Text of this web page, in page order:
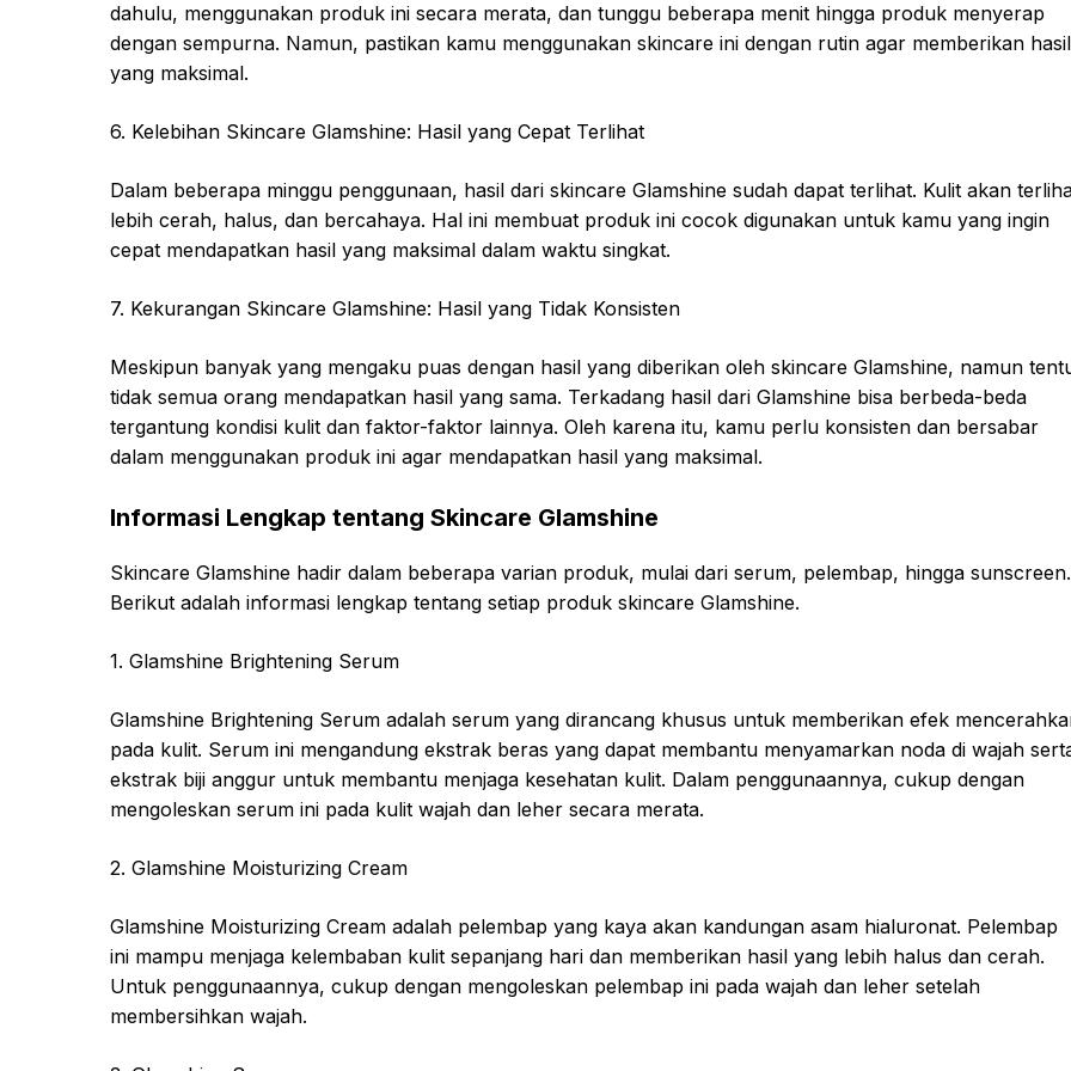
dahulu, menggunakan produk ini secara merata, dan tunggu beberapa menit hingga produk menyerap
dengan sempurna. Namun, pastikan kamu menggunakan skincare ini dengan rutin agar memberikan hasil
yang maksimal.
6. Kelebihan Skincare Glamshine: Hasil yang Cepat Terlihat
Dalam beberapa minggu penggunaan, hasil dari skincare Glamshine sudah dapat terlihat. Kulit akan
lebih cerah, halus, dan bercahaya. Hal ini membuat produk ini cocok digunakan untuk kamu yang ingin
cepat mendapatkan hasil yang maksimal dalam waktu singkat.
7. Kekurangan Skincare Glamshine: Hasil yang Tidak Konsisten
Meskipun banyak yang mengaku puas dengan hasil yang diberikan oleh skincare Glamshine, namun
tidak semua orang mendapatkan hasil yang sama. Terkadang hasil dari Glamshine bisa berbeda-beda
tergantung kondisi kulit dan faktor-faktor lainnya. Oleh karena itu, kamu perlu konsisten dan bersabar
dalam menggunakan produk ini agar mendapatkan hasil yang maksimal.
Informasi Lengkap tentang Skincare Glamshine
Skincare Glamshine hadir dalam beberapa varian produk, mulai dari serum, pelembap, hingga sunscreen.
Berikut adalah informasi lengkap tentang setiap produk skincare Glamshine.
1. Glamshine Brightening Serum
Glamshine Brightening Serum adalah serum yang dirancang khusus untuk memberikan efek
pada kulit. Serum ini mengandung ekstrak beras yang dapat membantu menyamarkan noda di wajah
ekstrak biji anggur untuk membantu menjaga kesehatan kulit. Dalam penggunaannya, cukup dengan
mengoleskan serum ini pada kulit wajah dan leher secara merata.
2. Glamshine Moisturizing Cream
Glamshine Moisturizing Cream adalah pelembap yang kaya akan kandungan asam hialuronat. Pelembap
ini mampu menjaga kelembaban kulit sepanjang hari dan memberikan hasil yang lebih halus dan cerah.
Untuk penggunaannya, cukup dengan mengoleskan pelembap ini pada wajah dan leher setelah
membersihkan wajah.